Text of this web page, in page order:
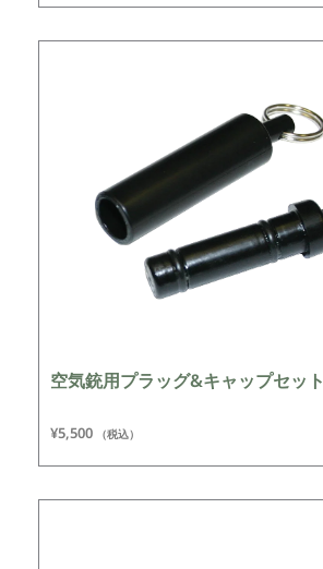
空気銃用プラッグ&キャップセット
¥5,500 （税込）